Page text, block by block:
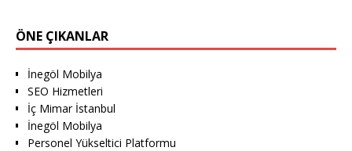
ÖNE ÇIKANLAR
İnegöl Mobilya
SEO Hizmetleri
İç Mimar İstanbul
İnegöl Mobilya
Personel Yükseltici Platformu